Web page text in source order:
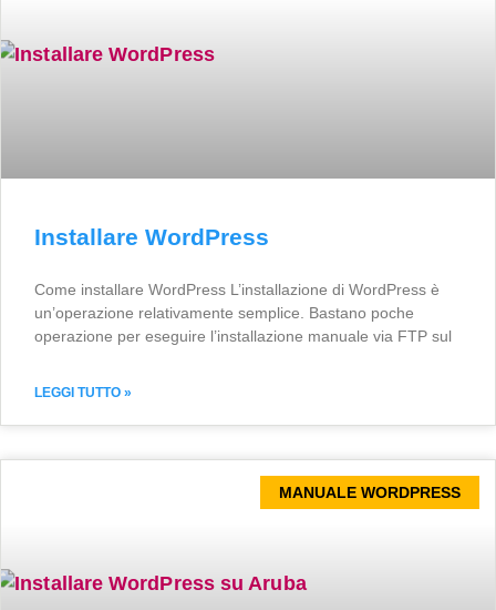
Installare WordPress
Come installare WordPress L’installazione di WordPress è
un’operazione relativamente semplice. Bastano poche
operazione per eseguire l’installazione manuale via FTP sul
LEGGI TUTTO »
MANUALE WORDPRESS